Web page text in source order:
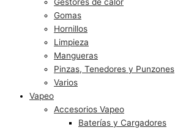
Gomas
Hornillos
Limpieza
Mangueras
Pinzas, Tenedores y Punzones
Varios
Vapeo
Accesorios Vapeo
Baterías y Cargadores